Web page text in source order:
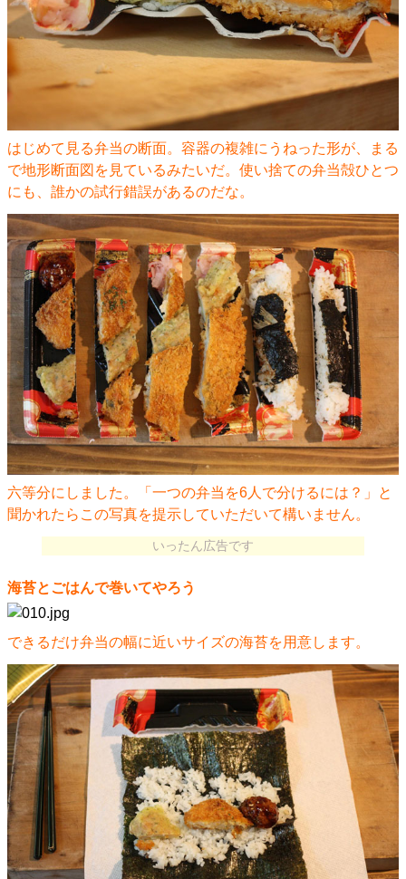
はじめて見る弁当の断面。容器の複雑にうねった形が、まる
で地形断面図を見ているみたいだ。使い捨ての弁当殻ひとつ
にも、誰かの試行錯誤があるのだな。
六等分にしました。「一つの弁当を6人で分けるには？」と
聞かれたらこの写真を提示していただいて構いません。
いったん広告です
海苔とごはんで巻いてやろう
できるだけ弁当の幅に近いサイズの海苔を用意します。